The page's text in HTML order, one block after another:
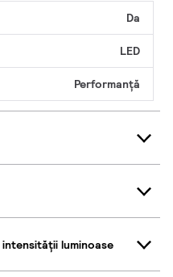
Da
LED
Performanță
luminoase